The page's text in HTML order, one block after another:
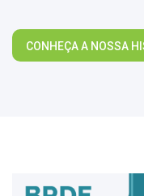
CONHEÇA A NOSSA